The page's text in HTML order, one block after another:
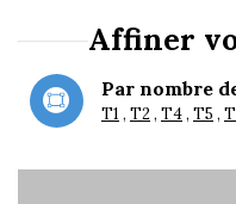
Affiner
Par nombre
T1 T2 T4 T5